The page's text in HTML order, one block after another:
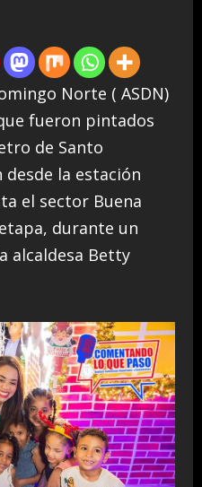
Norte ( ASDN)
fueron pintados
de Santo
la estación
el sector Buena
durante un
alcaldesa Betty